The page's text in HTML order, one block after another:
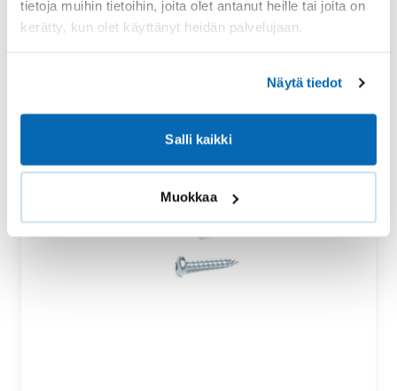
tietoja muihin tietoihin, joita olet antanut heille tai joita on
kerätty, kun olet käyttänyt heidän palvelujaan.
Näytä tiedot
Salli kaikki
Muokkaa